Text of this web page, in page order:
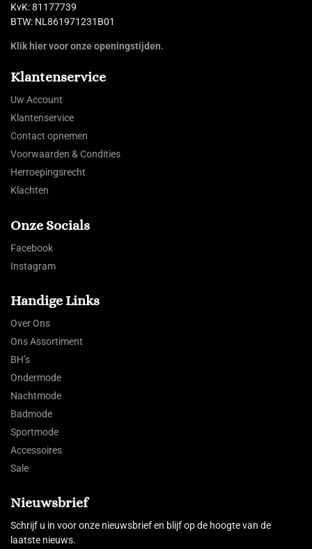
KvK: 81177739
BTW: NL861971231B01
Klik hier voor onze openingstijden.
Klantenservice
Uw Account
Klantenservice
Contact opnemen
Voorwaarden & Condities
Herroepingsrecht
Klachten
Onze Socials
Facebook
Instagram
Handige Links
Over Ons
Ons Assortiment
BH’s
Ondermode
Nachtmode
Badmode
Sportmode
Accessoires
Sale
Nieuwsbrief
Schrijf u in voor onze nieuwsbrief en blijf op de hoogte van de
laatste nieuws.